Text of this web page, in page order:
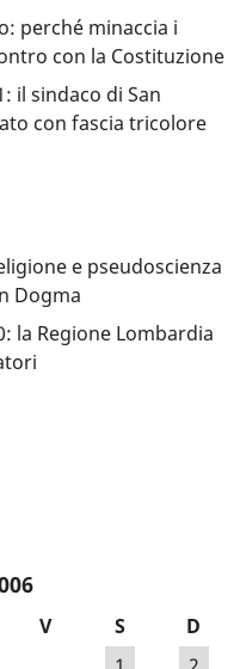
perché minaccia i
con la Costituzione
il sindaco di San
con fascia tricolore
e pseudoscienza
Dogma
la Regione Lombardia
V S
D